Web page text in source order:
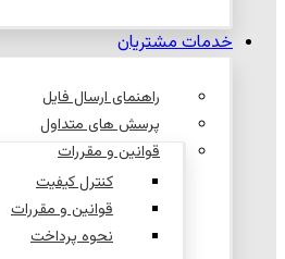
خدمات مشتریان
راهنمای ارسال فایل
پرسش های متداول
قوانین و مقررات
کنترل کیفیت
قوانین و مقررات
نحوه پرداخت